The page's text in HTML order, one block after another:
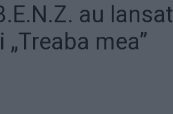
au lansat
mea”